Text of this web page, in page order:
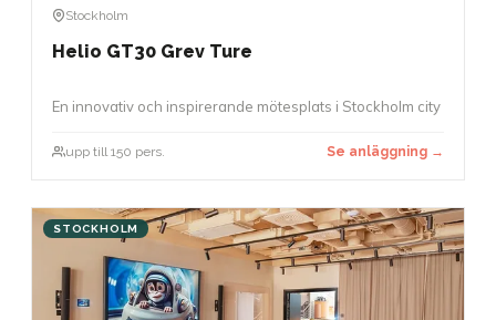
Stockholm
Helio GT30 Grev Ture
En innovativ och inspirerande mötesplats i Stockholm city
upp till 150 pers. Se anläggning →
STOCKHOLM